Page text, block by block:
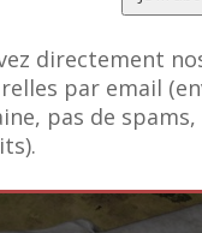
directement
par email
pas de